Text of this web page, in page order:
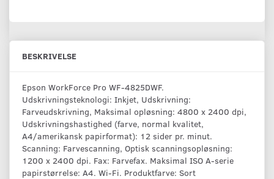
BESKRIVELSE
Epson WorkForce Pro WF-4825DWF.
Udskrivningsteknologi: Inkjet, Udskrivning:
Farveudskrivning, Maksimal opløsning: 4800 x 2400 dpi,
Udskrivningshastighed (farve, normal kvalitet,
A4/amerikansk papirformat): 12 sider pr. minut.
Scanning: Farvescanning, Optisk scanningsopløsning:
1200 x 2400 dpi. Fax: Farvefax. Maksimal ISO A-serie
papirstørrelse: A4. Wi-Fi. Produktfarve: Sort